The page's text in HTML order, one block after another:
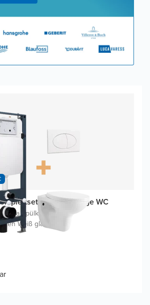
mit Lina Hänge WC
Ilana Spülkasten
Weiß glänzend